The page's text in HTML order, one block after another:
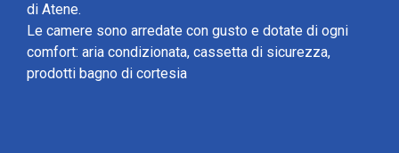
di Atene.
Le camere sono arredate con gusto e dotate di ogni
comfort: aria condizionata, cassetta di sicurezza,
prodotti bagno di cortesia